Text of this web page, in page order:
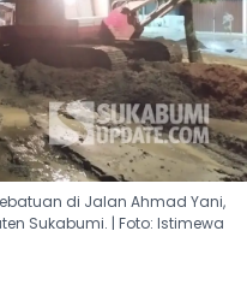
di Jalan Ahmad Yani,
Sukabumi. | Foto: Istimewa